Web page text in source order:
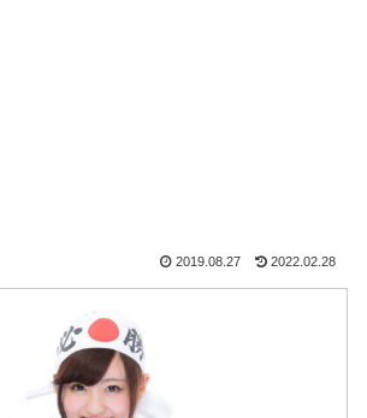
2019.08.27 2022.02.28